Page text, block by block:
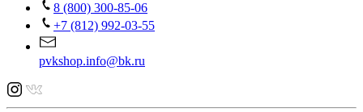
8 (800) 300-85-06
+7 (812) 992-03-55
pvkshop.info@bk.ru